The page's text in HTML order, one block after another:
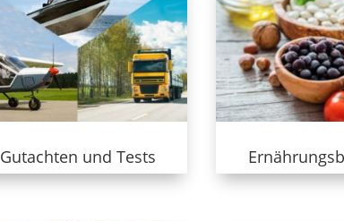
Gutachten und Tests